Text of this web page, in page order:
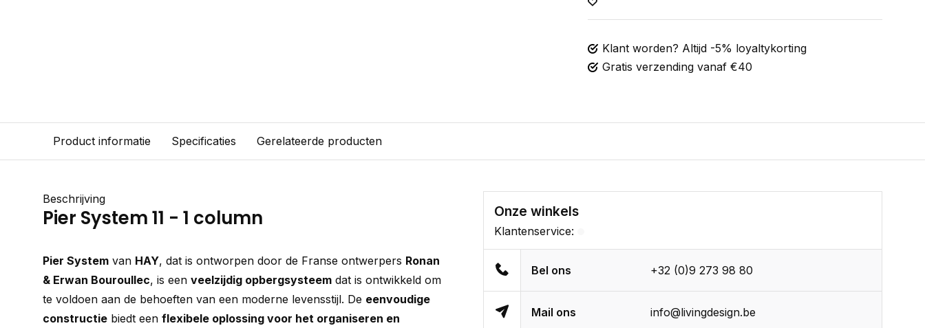
Klant worden? Altijd -5% loyaltykorting
Gratis verzending vanaf €40
Product informatie Specificaties Gerelateerde producten
Beschrijving
Pier System 11 - 1 column
Pier System van HAY, dat is ontworpen door de Franse ontwerpers Ronan
& Erwan Bouroullec, is een veelzijdig opbergsysteem dat is ontwikkeld om
te voldoen aan de behoeften van een moderne levensstijl. De eenvoudige
constructie biedt een flexibele oplossing voor het organiseren en
Onze winkels
Klantenservice:
Bel ons +32 (0)9 273 98 80
Mail ons info@livingdesign.be